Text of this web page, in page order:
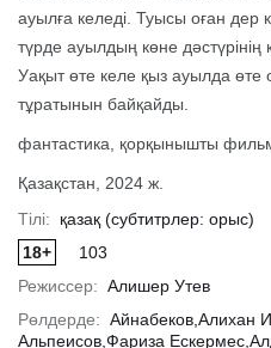
Колючая и
ауылға келеді. Туысы оған дер
түрде ауылдың көне дәстүрінің
Уақыт өте келе қыз ауылда өте
тұратынын байқайды.
фантастика, қорқынышты
Қазақстан, 2024 ж.
Тілі:
қазақ (субтитрлер: орыс)
18+
103
Режиссер: Алишер Утев
Рөлдерде: Айнабеков,Алихан
Альпеисов,Фариза